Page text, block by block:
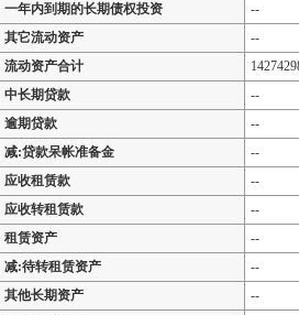
一年内到期的长期债权投资
--
其它流动资产
--
流动资产合计
中长期贷款
--
逾期贷款
--
减:贷款呆帐准备金
--
应收租赁款
--
应收转租赁款
--
租赁资产
--
减:待转租赁资产
--
其他长期资产
--